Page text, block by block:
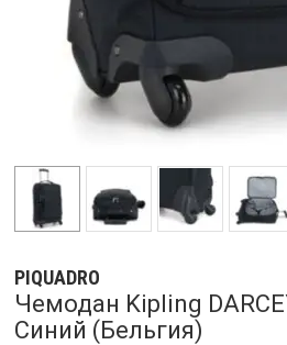
PIQUADRO
Чемодан Kipling
Синий (Бельгия)